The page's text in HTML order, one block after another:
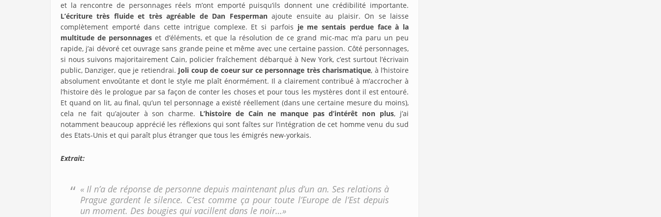
et la rencontre de personnages réels m’ont emporté puisqu’ils donnent une crédibilité importante.
L’écriture très fluide et très agréable de Dan Fespermanajoute ensuite au plaisir. On se laisse
complètement emporté dans cette intrigue complexe. Et si parfois je me sentais perdue face à la
multitude de personnageset d’éléments, et que la résolution de ce grand mic-mac m’a paru un peu
rapide, j’ai dévoré cet ouvrage sans grande peine et même avec une certaine passion. Côté personnages,
si nous suivons majoritairement Cain, policier fraîchement débarqué à New York, c’est surtout l’écrivain
public, Danziger, que je retiendrai. Joli coup de coeur sur ce personnage très charismatique, à l’histoire
absolument envoûtante et dont le style me plaît énormément. Il a clairement contribué à m’accrocher à
l’histoire dès le prologue par sa façon de conter les choses et pour tous les mystères dont il est entouré.
Et quand on lit, au final, qu’un tel personnage a existé réellement (dans une certaine mesure du moins),
cela ne fait qu’ajouter à son charme. L’histoire de Cain ne manque pas d’intérêt non plus, j’ai
notamment beaucoup apprécié les réflexions qui sont faîtes sur l’intégration de cet homme venu du sud
des Etats-Unis et qui paraît plus étranger que tous les émigrés new-yorkais.
Extrait:
« Il n’a de réponse de personne depuis maintenant plus d’un an. Ses relations à
Prague gardent le silence. C’est comme ça pour toute l’Europe de l’Est depuis
un moment. Des bougies qui vacillent dans le noir…»